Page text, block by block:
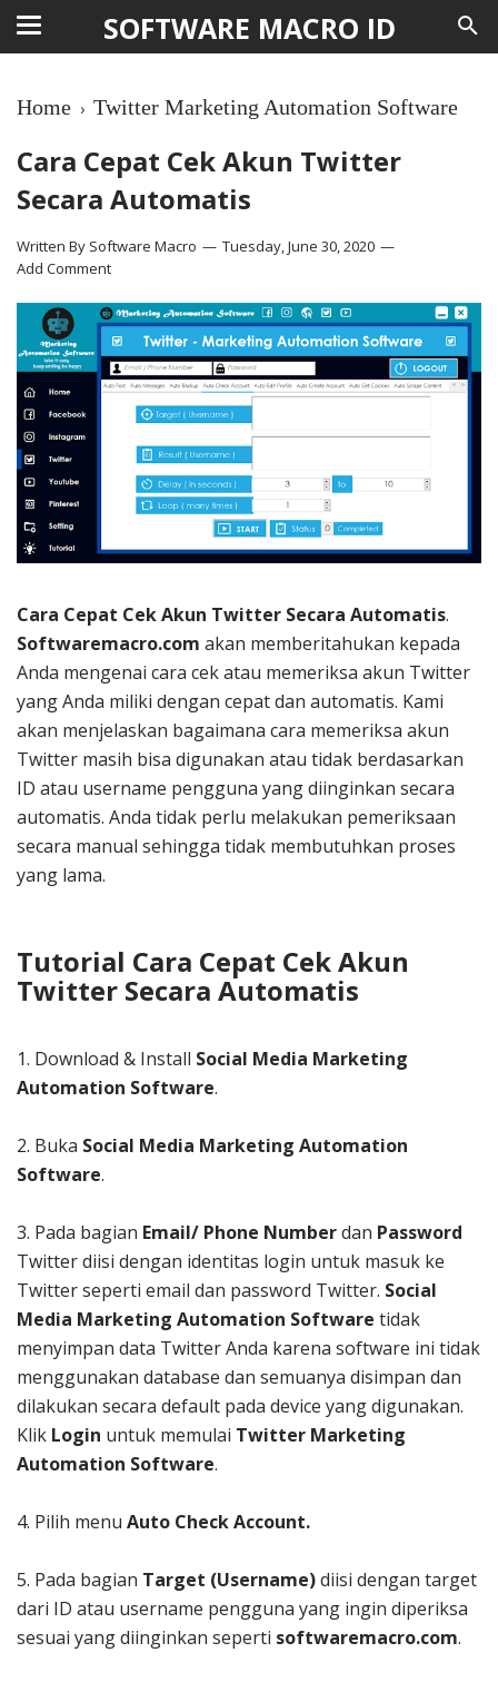
SOFTWARE MACRO ID
Home › Twitter Marketing Automation Software
Cara Cepat Cek Akun Twitter
Secara Automatis
Written By Software Macro
Tuesday, June 30, 2020
Add Comment
Cara Cepat Cek Akun Twitter Secara Automatis.
Softwaremacro.com akan memberitahukan kepada
Anda mengenai cara cek atau memeriksa akun Twitter
yang Anda miliki dengan cepat dan automatis. Kami
akan menjelaskan bagaimana cara memeriksa akun
Twitter masih bisa digunakan atau tidak berdasarkan
ID atau username pengguna yang diinginkan secara
automatis. Anda tidak perlu melakukan pemeriksaan
secara manual sehingga tidak membutuhkan proses
yang lama.
Tutorial Cara Cepat Cek Akun
Twitter Secara Automatis
1. Download & Install Social Media Marketing
Automation Software.
2. Buka Social Media Marketing Automation
Software.
3. Pada bagian Email/ Phone Numberdan Password
Twitter diisi dengan identitas login untuk masuk ke
Twitter seperti email dan password Twitter. Social
Media Marketing Automation Software tidak
menyimpan data Twitter Anda karena software ini tidak
menggunakan database dan semuanya disimpan dan
dilakukan secara default pada device yang digunakan.
Klik Login untuk memulai Twitter Marketing
Automation Software.
4. Pilih menu Auto Check Account.
5. Pada bagian Target (Username)diisi dengan target
dari ID atau username pengguna yang ingin diperiksa
sesuai yang diinginkan seperti softwaremacro.com.